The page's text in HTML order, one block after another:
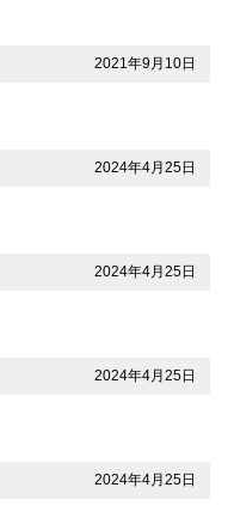
2021年9月10日
2024年4月25日
2024年4月25日
2024年4月25日
2024年4月25日